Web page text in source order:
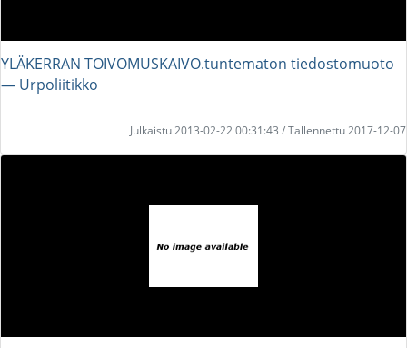
YLÄKERRAN TOIVOMUSKAIVO.tuntematon tiedostomuoto
― Urpoliitikko
Julkaistu 2013-02-22 00:31:43 / Tallennettu 2017-12-07